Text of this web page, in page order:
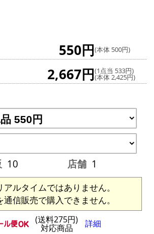
550円(本体 500円)
2,667円(1点当 533円)
(本体 2,425円)
10 店舗 1
ルタイムではありません。
信販売で購入できません。
(送料275円)
対応商品 詳細